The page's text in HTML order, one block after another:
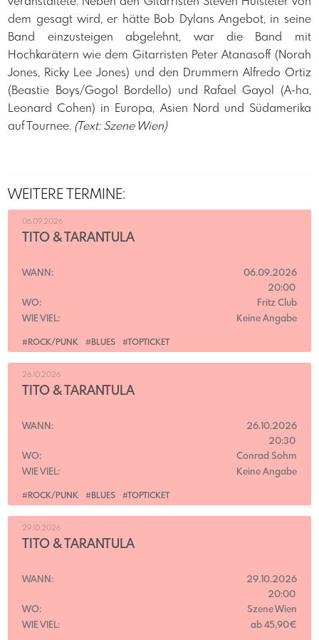
dem gesagt wird, er hätte Bob Dylans Angebot, in seine
Band einzusteigen abgelehnt, war die Band mit
Hochkarätern wie dem Gitarristen Peter Atanasoff (Norah
Jones, Ricky Lee Jones) und den Drummern Alfredo Ortiz
(Beastie Boys/Gogol Bordello) und Rafael Gayol (A-ha,
Leonard Cohen) in Europa, Asien Nord und Südamerika
auf Tournee. (Text: Szene Wien)
WEITERE TERMINE:
#ROCK/PUNK #BLUES #TOPTICKET
06.09.2026
TITO & TARANTULA
WANN:
06.09.2026
20:00
WO:
Fritz Club
WIE VIEL:
Keine Angabe
#ROCK/PUNK #BLUES #TOPTICKET
26.10.2026
TITO & TARANTULA
WANN:
26.10.2026
20:30
WO:
Conrad Sohm
WIE VIEL:
Keine Angabe
29.10.2026
TITO & TARANTULA
WANN:
29.10.2026
20:00
WO:
Szene Wien
WIE VIEL:
ab 45,90€